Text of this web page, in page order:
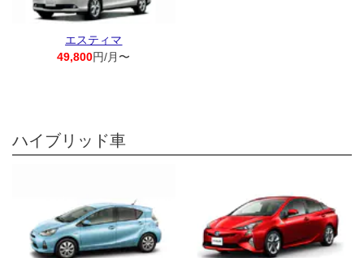
エスティマ
49,800円/月〜
ハイブリッド車